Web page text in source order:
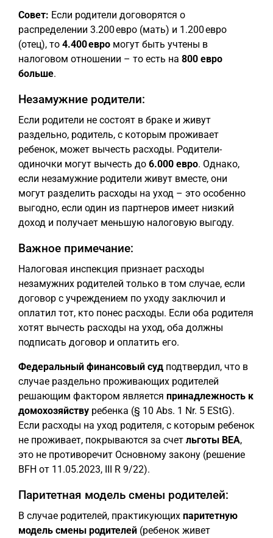
Совет: Если родители договорятся о
распределении 3.200 евро (мать) и 1.200 евро
(отец), то 4.400 евро могут быть учтены в
налоговом отношении – то есть на 800 евро
больше.
Незамужние родители:
Если родители не состоят в браке и живут
раздельно, родитель, с которым проживает
ребенок, может вычесть расходы. Родители-
одиночки могут вычесть до 6.000 евро. Однако,
если незамужние родители живут вместе, они
могут разделить расходы на уход – это особенно
выгодно, если один из партнеров имеет низкий
доход и получает меньшую налоговую выгоду.
Важное примечание:
Налоговая инспекция признает расходы
незамужних родителей только в том случае, если
договор с учреждением по уходу заключил и
оплатил тот, кто понес расходы. Если оба родителя
хотят вычесть расходы на уход, оба должны
подписать договор и оплатить его.
Федеральный финансовый суд подтвердил, что в
случае раздельно проживающих родителей
решающим фактором является принадлежность к
домохозяйству ребенка (§ 10 Abs. 1 Nr. 5 EStG).
Если расходы на уход родителя, с которым ребенок
не проживает, покрываются за счет льготы BEA,
это не противоречит Основному закону (решение
BFH от 11.05.2023, III R 9/22).
Паритетная модель смены родителей:
В случае родителей, практикующих паритетную
модель смены родителей (ребенок живет